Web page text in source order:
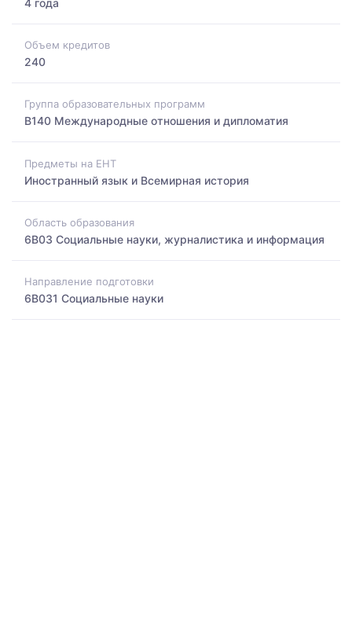
Объем кредитов
240
Группа образовательных программ
B140 Международные отношения и дипломатия
Предметы на ЕНТ
Иностранный язык и Всемирная история
Область образования
6B03 Социальные науки, журналистика и информация
Направление подготовки
6B031 Социальные науки